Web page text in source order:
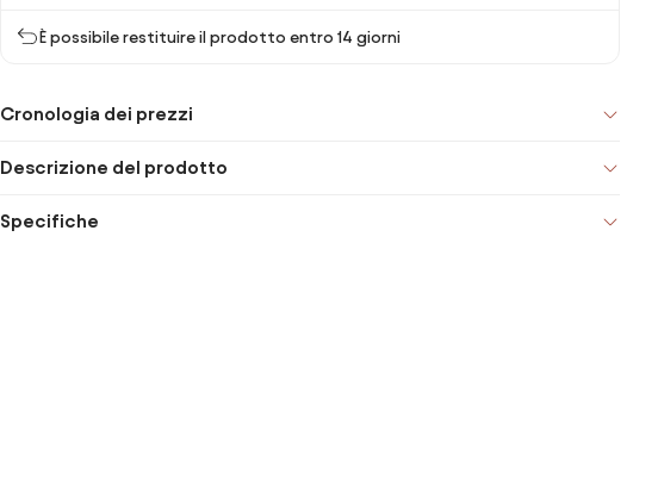
È possibile restituire il prodotto entro 14 giorni
Cronologia dei prezzi
Descrizione del prodotto
Specifiche